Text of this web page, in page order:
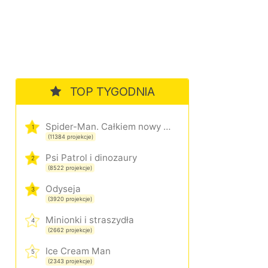
TOP TYGODNIA
1 Spider-Man. Całkiem nowy dzień
(11384 projekcje)
2 Psi Patrol i dinozaury
(8522 projekcje)
3 Odyseja
(3920 projekcje)
4 Minionki i straszydła
(2662 projekcje)
5 Ice Cream Man
(2343 projekcje)